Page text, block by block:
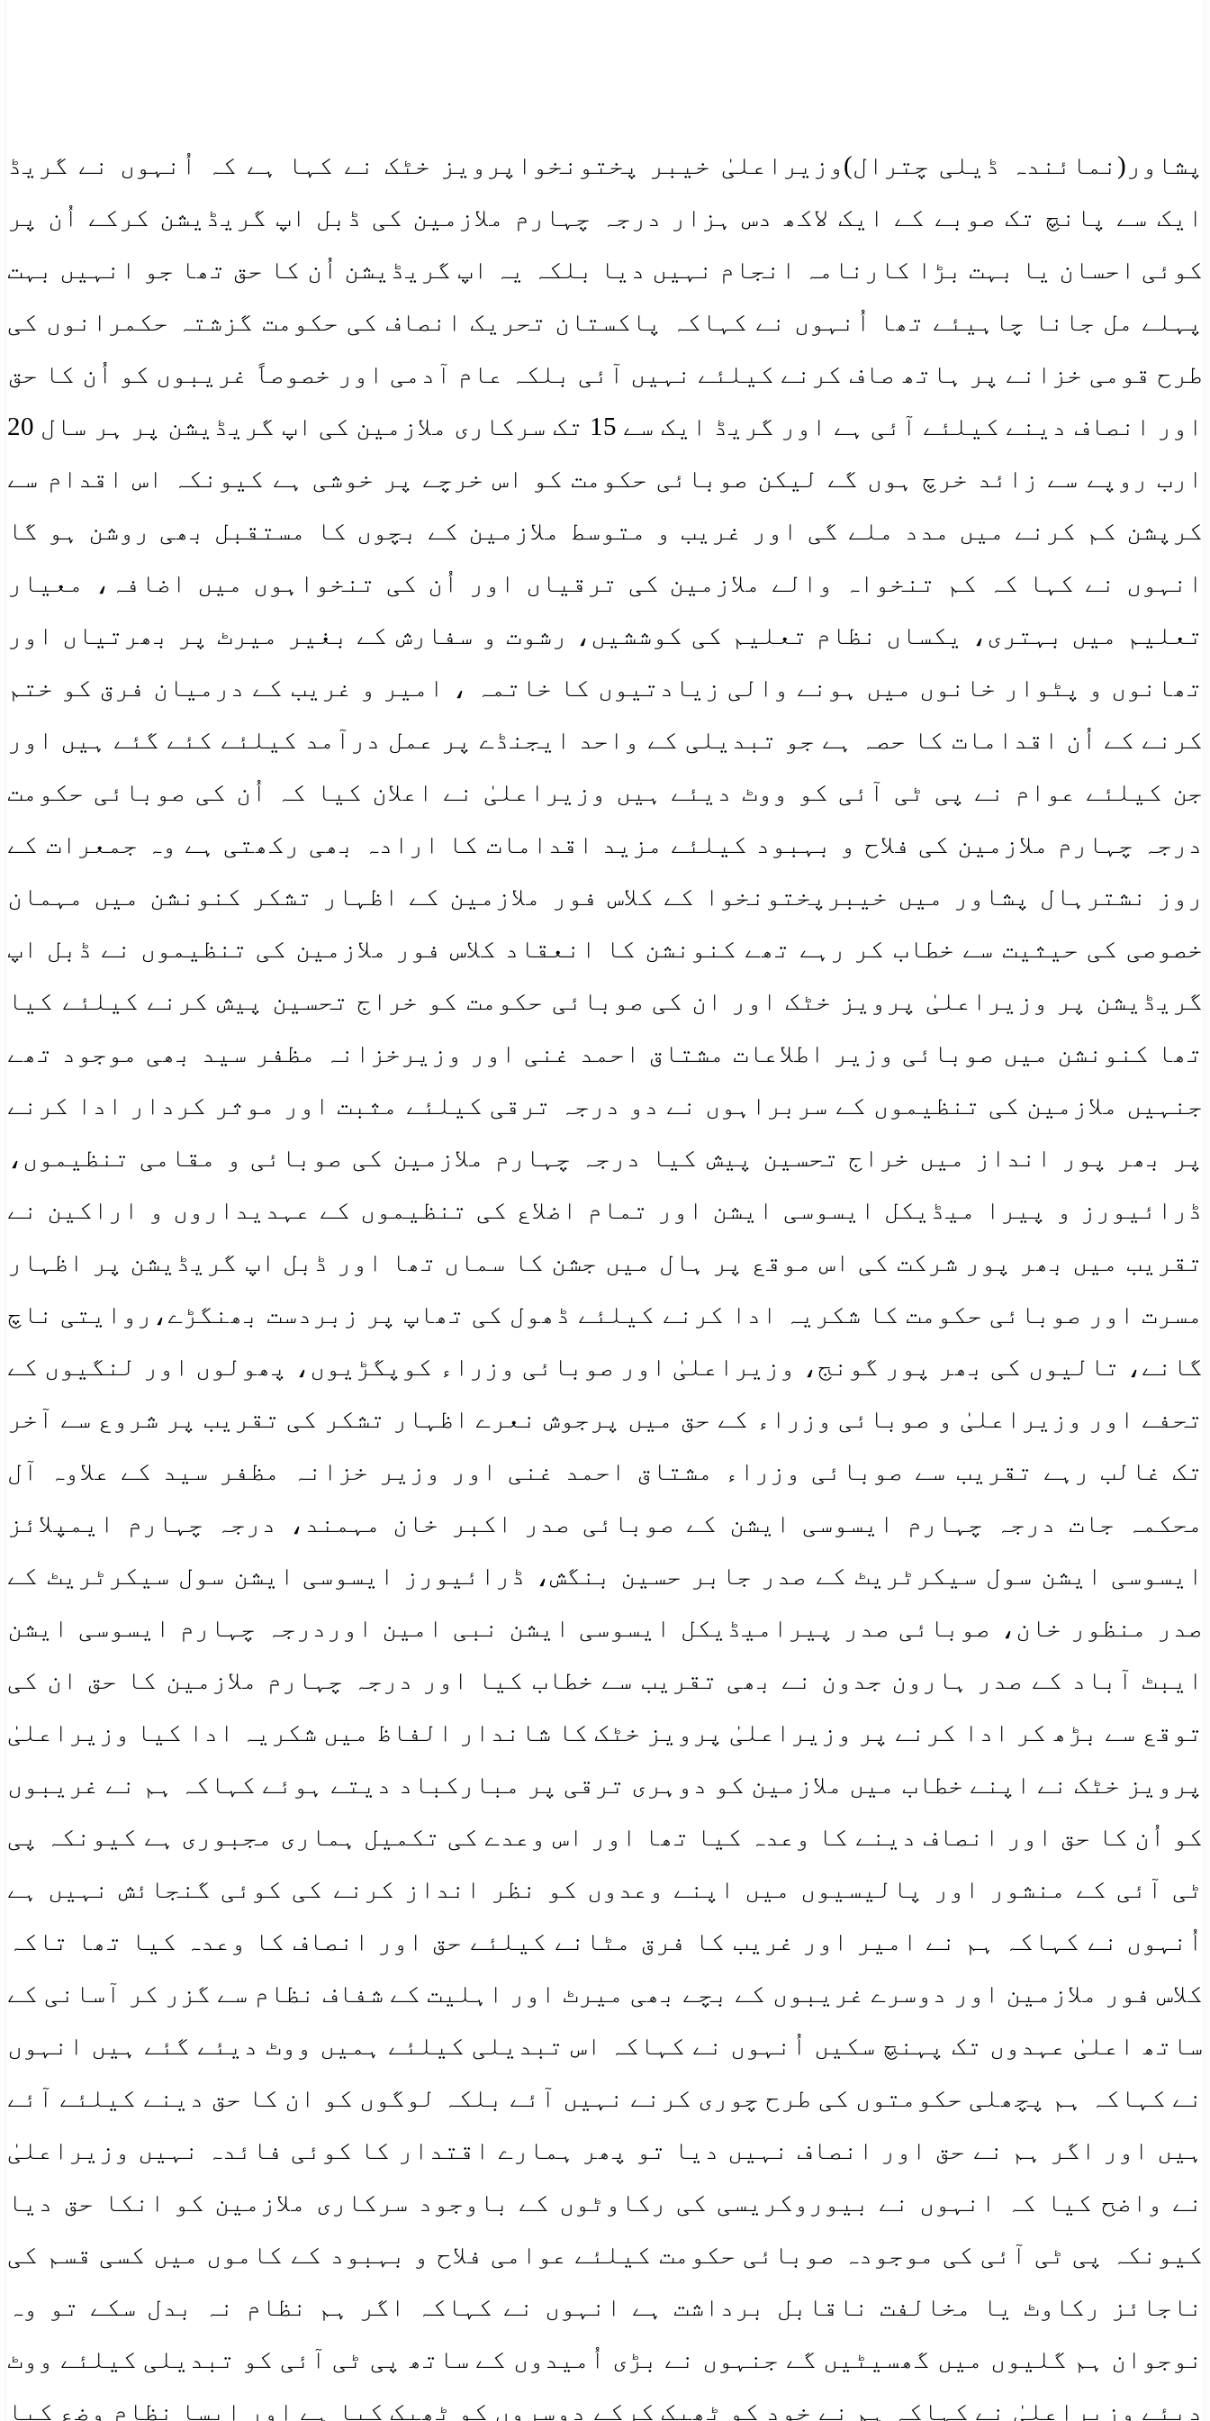
پشاور(نمائندہ ڈیلی چترال)وزیراعلیٰ خیبر پختونخواپرویز خٹک نے کہا ہے کہ اُنہوں نے گریڈ
ایک سے پانچ تک صوبے کے ایک لاکھ دس ہزار درجہ چہارم ملازمین کی ڈبل اپ گریڈیشن کرکے اُن پر
کوئی احسان یا بہت بڑا کارنامہ انجام نہیں دیا بلکہ یہ اپ گریڈیشن اُن کا حق تھا جو انہیں بہت
پہلے مل جانا چاہیئے تھا اُنہوں نے کہاکہ پاکستان تحریک انصاف کی حکومت گزشتہ حکمرانوں کی
طرح قومی خزانے پر ہاتھ صاف کرنے کیلئے نہیں آئی بلکہ عام آدمی اور خصوصاً غریبوں کو اُن کا حق
اور انصاف دینے کیلئے آئی ہے اور گریڈ ایک سے 15 تک سرکاری ملازمین کی اپ گریڈیشن پر ہر سال 20
ارب روپے سے زائد خرچ ہوں گے لیکن صوبائی حکومت کو اس خرچے پر خوشی ہے کیونکہ اس اقدام سے
کرپشن کم کرنے میں مدد ملے گی اور غریب و متوسط ملازمین کے بچوں کا مستقبل بھی روشن ہو گا
انہوں نے کہا کہ کم تنخواہ والے ملازمین کی ترقیاں اور اُن کی تنخواہوں میں اضافہ، معیار
تعلیم میں بہتری، یکساں نظام تعلیم کی کوششیں، رشوت و سفارش کے بغیر میرٹ پر بھرتیاں اور
تھانوں و پٹوار خانوں میں ہونے والی زیادتیوں کا خاتمہ ، امیر و غریب کے درمیان فرق کو ختم
کرنے کے اُن اقدامات کا حصہ ہے جو تبدیلی کے واحد ایجنڈے پر عمل درآمد کیلئے کئے گئے ہیں اور
جن کیلئے عوام نے پی ٹی آئی کو ووٹ دیئے ہیں وزیراعلیٰ نے اعلان کیا کہ اُن کی صوبائی حکومت
درجہ چہارم ملازمین کی فلاح و بہبود کیلئے مزید اقدامات کا ارادہ بھی رکھتی ہے وہ جمعرات کے
روز نشترہال پشاور میں خیبرپختونخوا کے کلاس فور ملازمین کے اظہار تشکر کنونشن میں مہمان
خصوصی کی حیثیت سے خطاب کر رہے تھے کنونشن کا انعقاد کلاس فور ملازمین کی تنظیموں نے ڈبل اپ
گریڈیشن پر وزیراعلیٰ پرویز خٹک اور ان کی صوبائی حکومت کو خراج تحسین پیش کرنے کیلئے کیا
تھا کنونشن میں صوبائی وزیر اطلاعات مشتاق احمد غنی اور وزیرخزانہ مظفر سید بھی موجود تھے
جنہیں ملازمین کی تنظیموں کے سربراہوں نے دو درجہ ترقی کیلئے مثبت اور موثر کردار ادا کرنے
پر بھر پور انداز میں خراج تحسین پیش کیا درجہ چہارم ملازمین کی صوبائی و مقامی تنظیموں،
ڈرائیورز و پیرا میڈیکل ایسوسی ایشن اور تمام اضلاع کی تنظیموں کے عہدیداروں و اراکین نے
تقریب میں بھر پور شرکت کی اس موقع پر ہال میں جشن کا سماں تھا اور ڈبل اپ گریڈیشن پر اظہار
مسرت اور صوبائی حکومت کا شکریہ ادا کرنے کیلئے ڈھول کی تھاپ پر زبردست بھنگڑے،روایتی ناچ
گانے، تالیوں کی بھر پور گونج، وزیراعلیٰ اور صوبائی وزراء کوپگڑیوں، پھولوں اور لنگیوں کے
تحفے اور وزیراعلیٰ و صوبائی وزراء کے حق میں پرجوش نعرے اظہار تشکر کی تقریب پر شروع سے آخر
تک غالب رہے تقریب سے صوبائی وزراء مشتاق احمد غنی اور وزیر خزانہ مظفر سید کے علاوہ آل
محکمہ جات درجہ چہارم ایسوسی ایشن کے صوبائی صدر اکبر خان مہمند، درجہ چہارم ایمپلائز
ایسوسی ایشن سول سیکرٹریٹ کے صدر جابر حسین بنگش، ڈرائیورز ایسوسی ایشن سول سیکرٹریٹ کے
صدر منظور خان، صوبائی صدر پیرامیڈیکل ایسوسی ایشن نبی امین اوردرجہ چہارم ایسوسی ایشن
ایبٹ آباد کے صدر ہارون جدون نے بھی تقریب سے خطاب کیا اور درجہ چہارم ملازمین کا حق ان کی
توقع سے بڑھ کر ادا کرنے پر وزیراعلیٰ پرویز خٹک کا شاندار الفاظ میں شکریہ ادا کیا وزیراعلیٰ
پرویز خٹک نے اپنے خطاب میں ملازمین کو دوہری ترقی پر مبارکباد دیتے ہوئے کہاکہ ہم نے غریبوں
کو اُن کا حق اور انصاف دینے کا وعدہ کیا تھا اور اس وعدے کی تکمیل ہماری مجبوری ہے کیونکہ پی
ٹی آئی کے منشور اور پالیسیوں میں اپنے وعدوں کو نظر انداز کرنے کی کوئی گنجائش نہیں ہے
اُنہوں نے کہاکہ ہم نے امیر اور غریب کا فرق مٹانے کیلئے حق اور انصاف کا وعدہ کیا تھا تاکہ
کلاس فور ملازمین اور دوسرے غریبوں کے بچے بھی میرٹ اور اہلیت کے شفاف نظام سے گزر کر آسانی کے
ساتھ اعلیٰ عہدوں تک پہنچ سکیں اُنہوں نے کہاکہ اس تبدیلی کیلئے ہمیں ووٹ دیئے گئے ہیں انہوں
نے کہاکہ ہم پچھلی حکومتوں کی طرح چوری کرنے نہیں آئے بلکہ لوگوں کو ان کا حق دینے کیلئے آئے
ہیں اور اگر ہم نے حق اور انصاف نہیں دیا تو پھر ہمارے اقتدار کا کوئی فائدہ نہیں وزیراعلیٰ
نے واضح کیا کہ انہوں نے بیوروکریسی کی رکاوٹوں کے باوجود سرکاری ملازمین کو انکا حق دیا
کیونکہ پی ٹی آئی کی موجودہ صوبائی حکومت کیلئے عوامی فلاح و بہبود کے کاموں میں کسی قسم کی
ناجائز رکاوٹ یا مخالفت ناقابل برداشت ہے انہوں نے کہاکہ اگر ہم نظام نہ بدل سکے تو وہ
نوجوان ہم گلیوں میں گھسیٹیں گے جنہوں نے بڑی اُمیدوں کے ساتھ پی ٹی آئی کو تبدیلی کیلئے ووٹ
دیئے وزیراعلیٰ نے کہاکہ ہم نے خود کو ٹھیک کرکے دوسروں کو ٹھیک کیا ہے اور ایسا نظام وضع کیا